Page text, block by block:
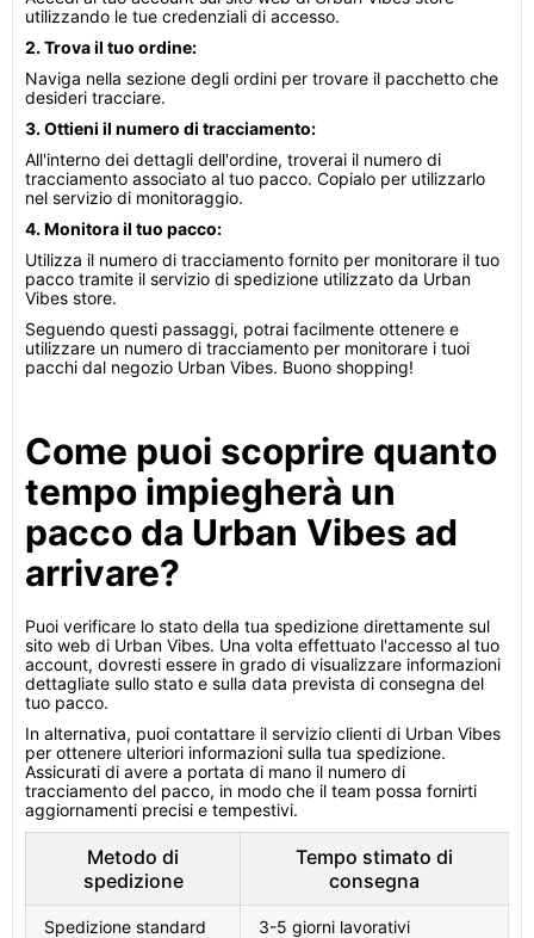
utilizzando le tue credenziali di accesso.
2. Trova il tuo ordine:
Naviga nella sezione degli ordini per trovare il pacchetto che
desideri tracciare.
3. Ottieni il numero di tracciamento:
All'interno dei dettagli dell'ordine, troverai il numero di
tracciamento associato al tuo pacco. Copialo per utilizzarlo
nel servizio di monitoraggio.
4. Monitora il tuo pacco:
Utilizza il numero di tracciamento fornito per monitorare il tuo
pacco tramite il servizio di spedizione utilizzato da Urban
Vibes store.
Seguendo questi passaggi, potrai facilmente ottenere e
utilizzare un numero di tracciamento per monitorare i tuoi
pacchi dal negozio Urban Vibes. Buono shopping!
Come puoi scoprire quanto
tempo impiegherà un
pacco da Urban Vibes ad
arrivare?
Puoi verificare lo stato della tua spedizione direttamente sul
sito web di Urban Vibes. Una volta effettuato l'accesso al tuo
account, dovresti essere in grado di visualizzare informazioni
dettagliate sullo stato e sulla data prevista di consegna del
tuo pacco.
In alternativa, puoi contattare il servizio clienti di Urban Vibes
per ottenere ulteriori informazioni sulla tua spedizione.
Assicurati di avere a portata di mano il numero di
tracciamento del pacco, in modo che il team possa fornirti
aggiornamenti precisi e tempestivi.
Metodo di
spedizione
Tempo stimato di
consegna
Spedizione standard 3-5 giorni lavorativi